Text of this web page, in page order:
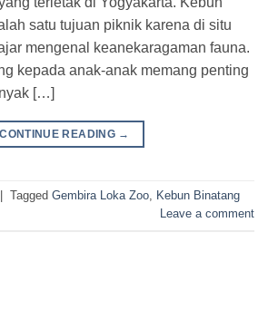
satu tujuan piknik karena di situ
mengenal keanekaragaman fauna.
kepada anak-anak memang penting
[…]
CONTINUE READING →
Tagged Gembira Loka Zoo, Kebun Binatang
Leave a comment